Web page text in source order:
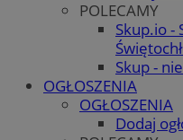
POLECAMY
Skup.io -
Skup -
OGŁOSZENIA
OGŁOSZENIA
Dodaj